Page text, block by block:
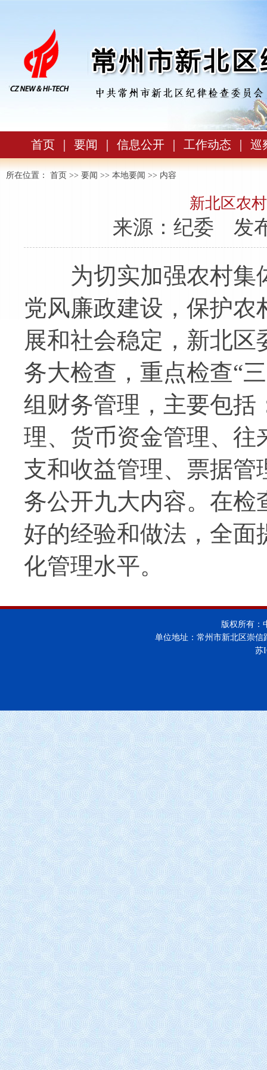
首页 要闻 信息公开 工作动态 巡
所在位置： 首页 >> 要闻 >> 本地要闻 >> 内容
新北区农
来源：纪委 发
为切实加强农村集
党风廉政建设，保护
展和社会稳定，新北区
务大检查，重点检查“
组财务管理，主要包括
理、货币资金管理、往
支和收益管理、票据管
务公开九大内容。在检
好的经验和做法，全面
化管理水平。
版权所有：
单位地址：常州市新北区崇
苏